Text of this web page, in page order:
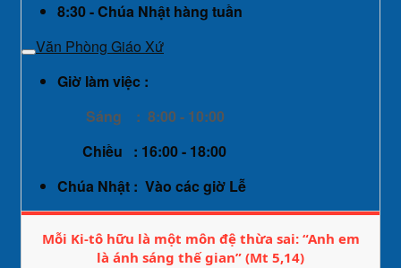
8:30 - Chúa Nhật hàng tuần
Văn Phòng Giáo Xứ
Giờ làm việc :
Sáng : 8:00 - 10:00
Chiều : 16:00 - 18:00
Chúa Nhật : Vào các giờ Lễ
Mỗi Ki-tô hữu là một môn đệ thừa sai: “Anh em
là ánh sáng thế gian” (Mt 5,14)